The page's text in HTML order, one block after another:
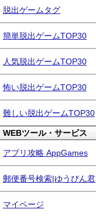
脱出ゲームタグ
簡単脱出ゲームTOP30
人気脱出ゲームTOP30
怖い脱出ゲームTOP30
難しい脱出ゲームTOP30
WEBツール・サービス
アプリ攻略 AppGames
郵便番号検索|ゆうびん君
マイページ